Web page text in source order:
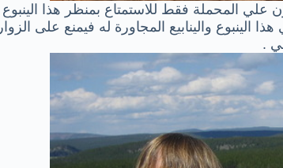
علي المحملة فقط للاستمتاع بمنظر هذا الينبوع
الينبوع والينابيع المجاورة له فيمنع على الزوار
.